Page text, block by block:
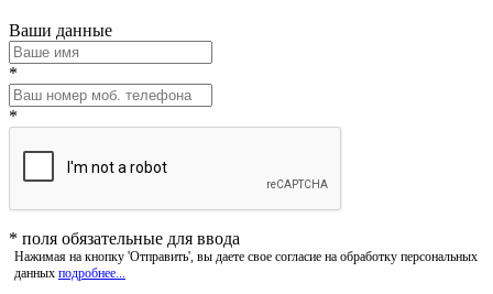
Ваши данные
*
*
* поля обязательные для ввода
Нажимая на кнопку 'Отправить', вы даете свое согласие на обработку персональных
данных подробнее...